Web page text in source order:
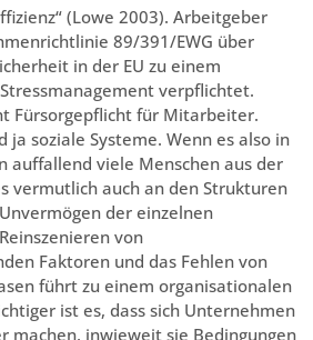
(Lowe 2003). Arbeitgeber
89/391/EWG über
in der EU zu einem
verpflichtet.
Fürsorgepflicht für Mitarbeiter.
ja soziale Systeme. Wenn es also in
auffallend viele Menschen aus der
vermutlich auch an den Strukturen
der einzelnen
von
Faktoren und das Fehlen von
führt zu einem organisationalen
ist es, dass sich Unternehmen
machen, inwieweit sie Bedingungen